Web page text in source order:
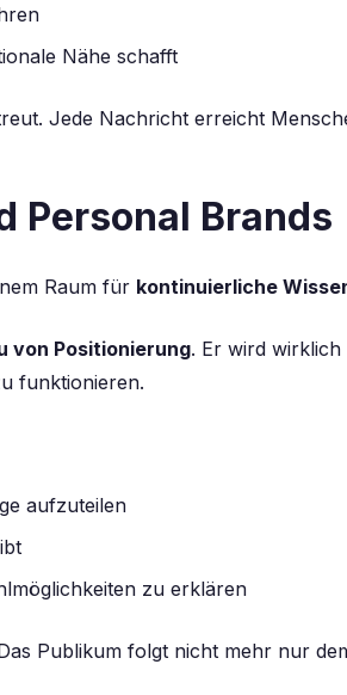
Nähe schafft
Jede Nachricht erreicht
Personal Brands
Raum für kontinuierliche
von Positionierung. Er wird
funktionieren.
aufzuteilen
zu erklären
Publikum folgt nicht mehr nur